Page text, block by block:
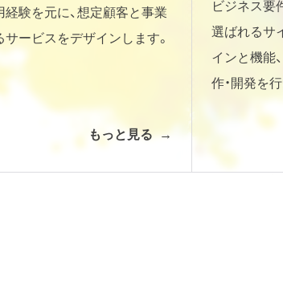
験を元に、想定顧客と事業
ービスをデザインします。
もっと見る
ビジネス要
選ばれるサ
インと機能
作・開発を